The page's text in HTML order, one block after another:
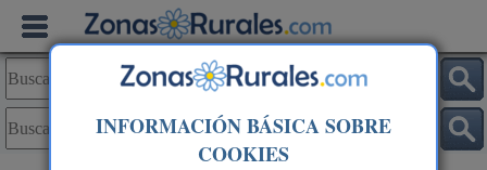
INFORMACIÓN BÁSICA SOBRE
COOKIES